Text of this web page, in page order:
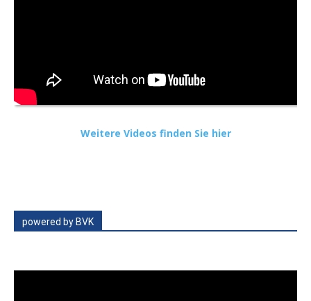
Weitere Videos finden Sie hier
powered by BVK